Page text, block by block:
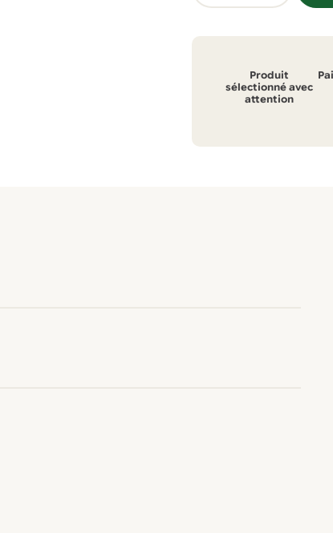
Lacto-
900ml
Produit
sélectionné avec
attention